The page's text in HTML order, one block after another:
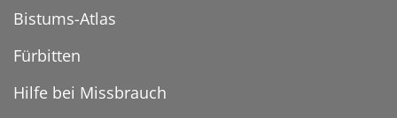
Bistums-Atlas
Fürbitten
Hilfe bei Missbrauch